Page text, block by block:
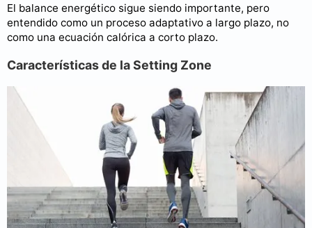
El balance energético sigue siendo importante, pero
entendido como un proceso adaptativo a largo plazo, no
como una ecuación calórica a corto plazo.
Características de la Setting Zone